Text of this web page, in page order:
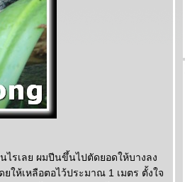
ไรเลย ผมปีนขึ้นไปตัดยอดให้บางลง
ห้เหลือตอไว้ประมาณ 1 เมตร ตั้งใจ